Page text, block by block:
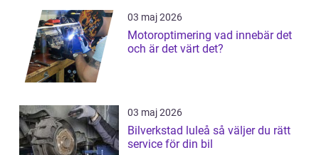
03 maj 2026
Motoroptimering vad innebär det
och är det värt det?
03 maj 2026
Bilverkstad luleå så väljer du rätt
service för din bil